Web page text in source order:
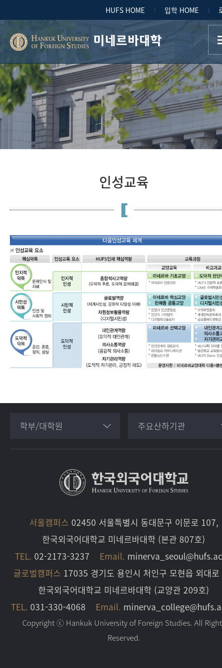
HUFS HOME 입학 HOME
미네르바대학
인성교육
학부/대학원 주요산하기관
서울캠퍼스 02450 서울특별시 동대문구 이문로 107,
한국외국어대학교 미네르바대학 (본관 807호)
TEL. 02-2173-3237 Email.
글로벌캠퍼스 17035 경기도 용인시 처인구 모현읍 외대
한국외국어대학교 미네르바대학 (교양관 209호)
TEL. 031-330-4068 Email.
Copyright ⓒ Hankuk University of Foreign Studies. All
Reserved.